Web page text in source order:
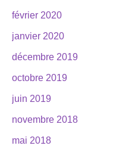
février 2020
janvier 2020
décembre 2019
octobre 2019
juin 2019
novembre 2018
mai 2018